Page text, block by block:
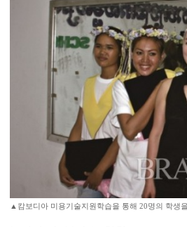
▲캄보디아 미용기술지원학습을 통해 20명의 학생